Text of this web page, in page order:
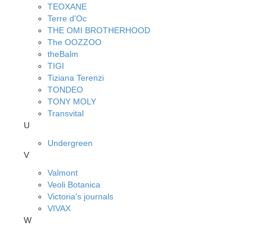
TEOXANE
Terre d'Oc
THE OMI BROTHERHOOD
The OOZZOO
theBalm
TIGI
Tiziana Terenzi
TONDEO
TONY MOLY
Transvital
U
Undergreen
V
Valmont
Veoli Botanica
Victoria's journals
VIVAX
W